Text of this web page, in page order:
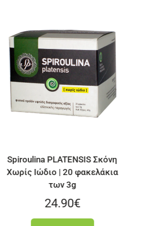
Αποξηραμένα ελληνικά King
Oyster Mushrooms